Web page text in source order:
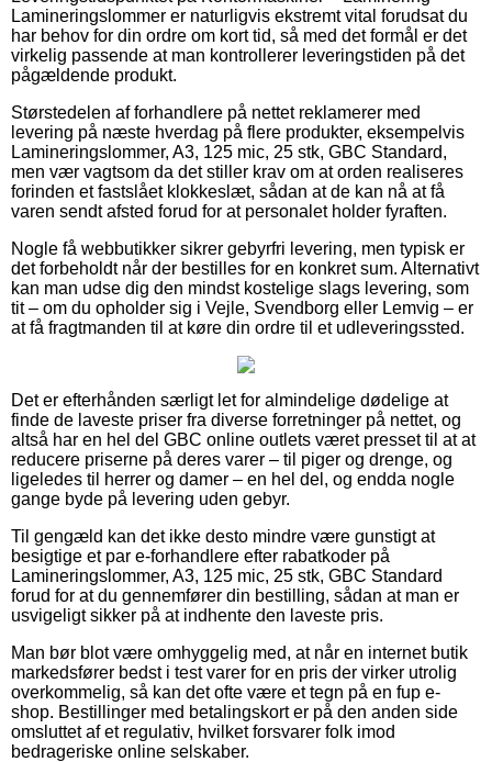
Lamineringslommer er naturligvis ekstremt vital forudsat du
har behov for din ordre om kort tid, så med det formål er det
virkelig passende at man kontrollerer leveringstiden på det
pågældende produkt.
Størstedelen af forhandlere på nettet reklamerer med
levering på næste hverdag på flere produkter, eksempelvis
Lamineringslommer, A3, 125 mic, 25 stk, GBC Standard,
men vær vagtsom da det stiller krav om at orden realiseres
forinden et fastslået klokkeslæt, sådan at de kan nå at få
varen sendt afsted forud for at personalet holder fyraften.
Nogle få webbutikker sikrer gebyrfri levering, men typisk er
det forbeholdt når der bestilles for en konkret sum. Alternativt
kan man udse dig den mindst kostelige slags levering, som
tit – om du opholder sig i Vejle, Svendborg eller Lemvig – er
at få fragtmanden til at køre din ordre til et udleveringssted.
Det er efterhånden særligt let for almindelige dødelige at
finde de laveste priser fra diverse forretninger på nettet, og
altså har en hel del GBC online outlets været presset til at at
reducere priserne på deres varer – til piger og drenge, og
ligeledes til herrer og damer – en hel del, og endda nogle
gange byde på levering uden gebyr.
Til gengæld kan det ikke desto mindre være gunstigt at
besigtige et par e-forhandlere efter rabatkoder på
Lamineringslommer, A3, 125 mic, 25 stk, GBC Standard
forud for at du gennemfører din bestilling, sådan at man er
usvigeligt sikker på at indhente den laveste pris.
Man bør blot være omhyggelig med, at når en internet butik
markedsfører bedst i test varer for en pris der virker utrolig
overkommelig, så kan det ofte være et tegn på en fup e-
shop. Bestillinger med betalingskort er på den anden side
omsluttet af et regulativ, hvilket forsvarer folk imod
bedrageriske online selskaber.